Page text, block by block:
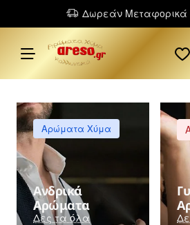
Αρωματα
|
areso.gr
Δωρεάν Μεταφορικά
Αρώματα Χύμα
Ανδρικά
Αρώματα
Δες τα όλα